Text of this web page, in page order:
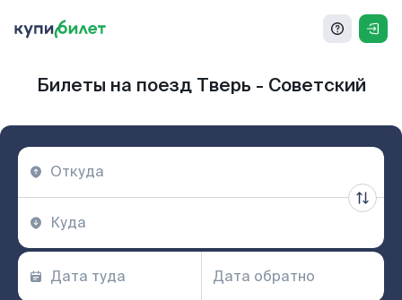
Билеты на поезд Тверь - Советский